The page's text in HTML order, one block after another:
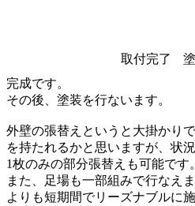
取付完了
完成です。
その後、塗装を行ないます。
外壁の張替えというと大掛かり
を持たれるかと思いますが、状
1枚のみの部分張替えも可能です。
また、足場も一部組みで行なえ
よりも短期間でリーズナブルに